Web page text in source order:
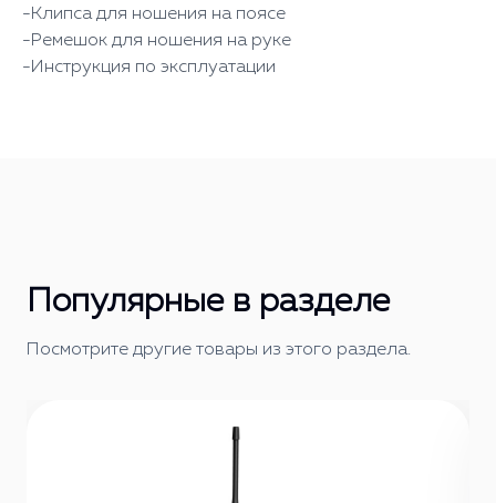
-Клипса для ношения на поясе
-Ремешок для ношения на руке
-Инструкция по эксплуатации
Популярные в разделе
Посмотрите другие товары из этого раздела.